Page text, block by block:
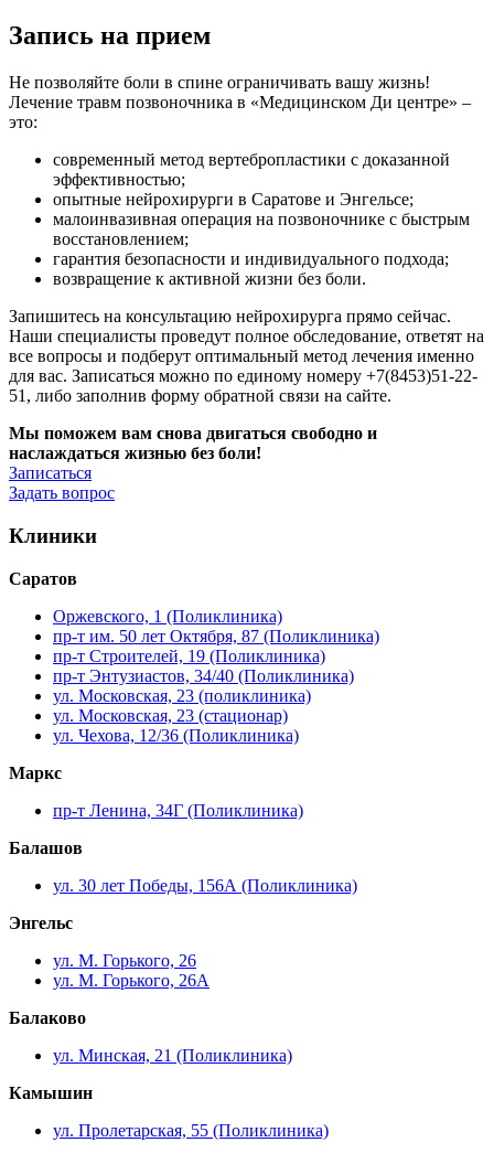
Запись на прием
Не позволяйте боли в спине ограничивать вашу жизнь!
Лечение травм позвоночника в «Медицинском Ди центре» –
это:
современный метод вертебропластики с доказанной
эффективностью;
опытные нейрохирурги в Саратове и Энгельсе;
малоинвазивная операция на позвоночнике с быстрым
восстановлением;
гарантия безопасности и индивидуального подхода;
возвращение к активной жизни без боли.
Запишитесь на консультацию нейрохирурга прямо сейчас.
Наши специалисты проведут полное обследование, ответят на
все вопросы и подберут оптимальный метод лечения именно
для вас. Записаться можно по единому номеру +7(8453)51-22-
51, либо заполнив форму обратной связи на сайте.
Мы поможем вам снова двигаться свободно и
наслаждаться жизнью без боли!
Записаться
Задать вопрос
Клиники
Саратов
Оржевского, 1 (Поликлиника)
пр-т им. 50 лет Октября, 87 (Поликлиника)
пр-т Строителей, 19 (Поликлиника)
пр-т Энтузиастов, 34/40 (Поликлиника)
ул. Московская, 23 (поликлиника)
ул. Московская, 23 (стационар)
ул. Чехова, 12/36 (Поликлиника)
Маркс
пр-т Ленина, 34Г (Поликлиника)
Балашов
ул. 30 лет Победы, 156А (Поликлиника)
Энгельс
ул. М. Горького, 26
ул. М. Горького, 26А
Балаково
ул. Минская, 21 (Поликлиника)
Камышин
ул. Пролетарская, 55 (Поликлиника)